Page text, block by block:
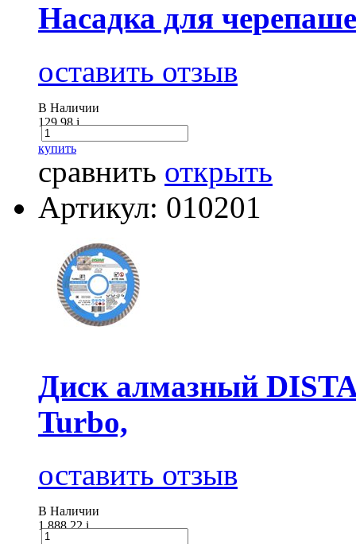
Насадка для
оставить отзыв
В Наличии
129.98i
купить
сравнить открыть
Артикул: 010201
Диск алмазный
Turbo,
оставить отзыв
В Наличии
1 888.22i